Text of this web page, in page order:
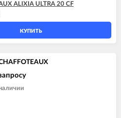
ALIXIA ULTRA 20 CF
ALIXIA ULTRA 20 FF
ALIXIA ULTRA 24 CF
ALIXIA ULTRA 24 FF
INOA ULTRA 24 FF
PIGMA ULTRA 30 CF
PIGMA ULTRA 30 FF
PIGMA ULTRA SYSTEM 25 CF
КУПИТЬ